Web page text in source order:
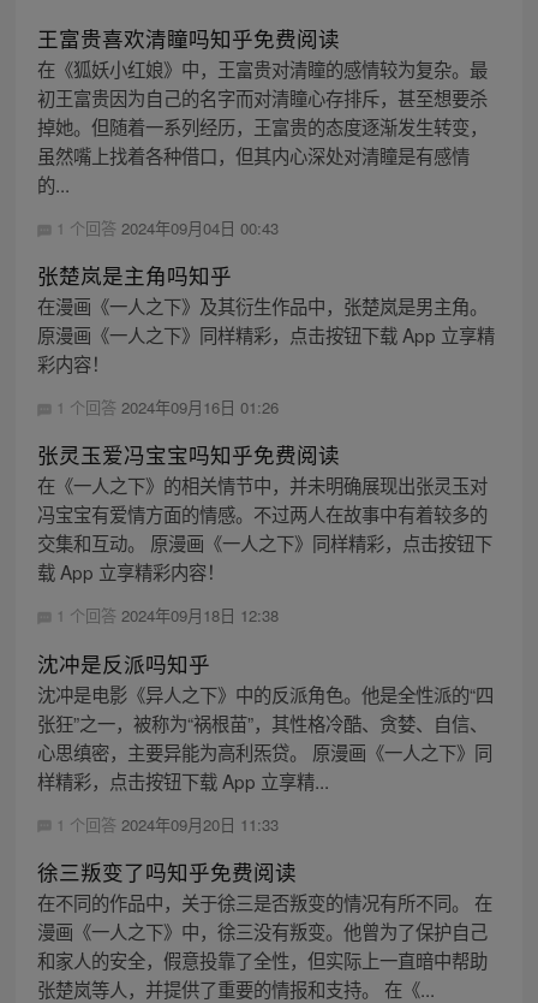
王富贵喜欢清瞳吗知乎免费阅读
在《狐妖小红娘》中，王富贵对清瞳的感情较为复杂。最
初王富贵因为自己的名字而对清瞳心存排斥，甚至想要杀
掉她。但随着一系列经历，王富贵的态度逐渐发生转变，
虽然嘴上找着各种借口，但其内心深处对清瞳是有感情
的...
1 个回答 2024年09月04日 00:43
张楚岚是主角吗知乎
在漫画《一人之下》及其衍生作品中，张楚岚是男主角。
原漫画《一人之下》同样精彩，点击按钮下载 App 立享精
彩内容！
1 个回答 2024年09月16日 01:26
张灵玉爱冯宝宝吗知乎免费阅读
在《一人之下》的相关情节中，并未明确展现出张灵玉对
冯宝宝有爱情方面的情感。不过两人在故事中有着较多的
交集和互动。 原漫画《一人之下》同样精彩，点击按钮下
载 App 立享精彩内容！
1 个回答 2024年09月18日 12:38
沈冲是反派吗知乎
沈冲是电影《异人之下》中的反派角色。他是全性派的“四
张狂”之一，被称为“祸根苗”，其性格冷酷、贪婪、自信、
心思缜密，主要异能为高利炁贷。 原漫画《一人之下》同
样精彩，点击按钮下载 App 立享精...
1 个回答 2024年09月20日 11:33
徐三叛变了吗知乎免费阅读
在不同的作品中，关于徐三是否叛变的情况有所不同。 在
漫画《一人之下》中，徐三没有叛变。他曾为了保护自己
和家人的安全，假意投靠了全性，但实际上一直暗中帮助
张楚岚等人，并提供了重要的情报和支持。 在《...